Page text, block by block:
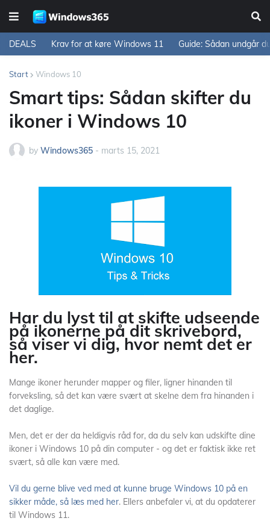
DEALS Krav for at køre Windows 11 Guide: Sådan undgår
Start Windows 10
Smart tips: Sådan skifter du
ikoner i Windows 10
by Windows365 - marts 15, 2021
Har du lyst til at skifte udseende
på ikonerne på dit skrivebord,
så viser vi dig, hvor nemt det er
her.
Mange ikoner herunder mapper og filer, ligner hinanden til
forveksling, så det kan være svært at skelne dem fra hinanden i
det daglige.
Men, det er der da heldigvis råd for, da du selv kan udskifte dine
ikoner i Windows 10 på din computer - og det er faktisk ikke ret
svært, så alle kan være med.
Vil du gerne blive ved med at kunne bruge Windows 10 på en
sikker måde, så læs med her. Ellers anbefaler vi, at du opdaterer
til Windows 11.